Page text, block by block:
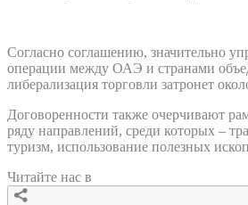
Согласно соглашению, значительно
операции между ОАЭ и странами
либерализация торговли затронет
Договоренности также очерчивают
ряду направлений, среди которых –
туризм, использование полезных
Читайте нас в